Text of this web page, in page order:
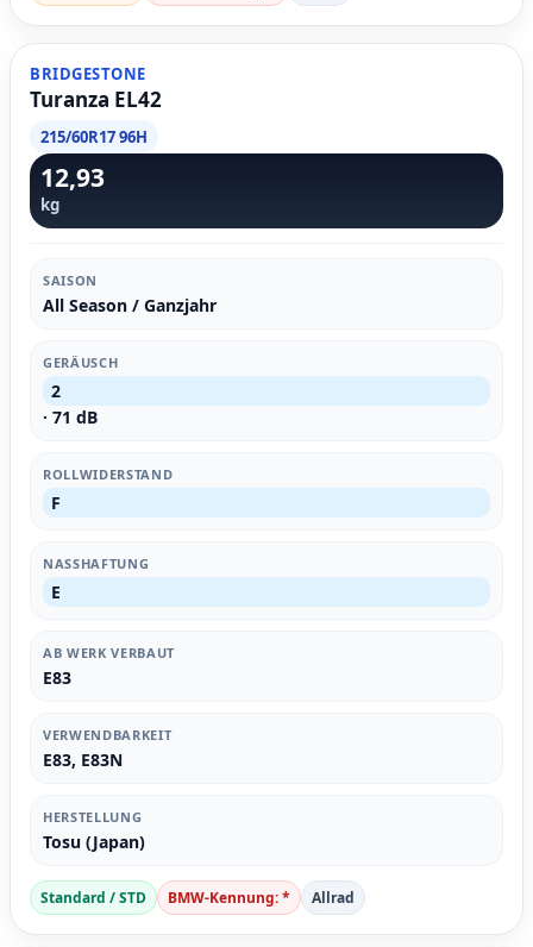
BRIDGESTONE
Turanza EL42
215/60R17 96H
12,93
kg
SAISON
All Season / Ganzjahr
GERÄUSCH
2
· 71 dB
ROLLWIDERSTAND
F
NASSHAFTUNG
E
AB WERK VERBAUT
E83
VERWENDBARKEIT
E83, E83N
HERSTELLUNG
Tosu (Japan)
Standard / STD BMW-Kennung: * Allrad